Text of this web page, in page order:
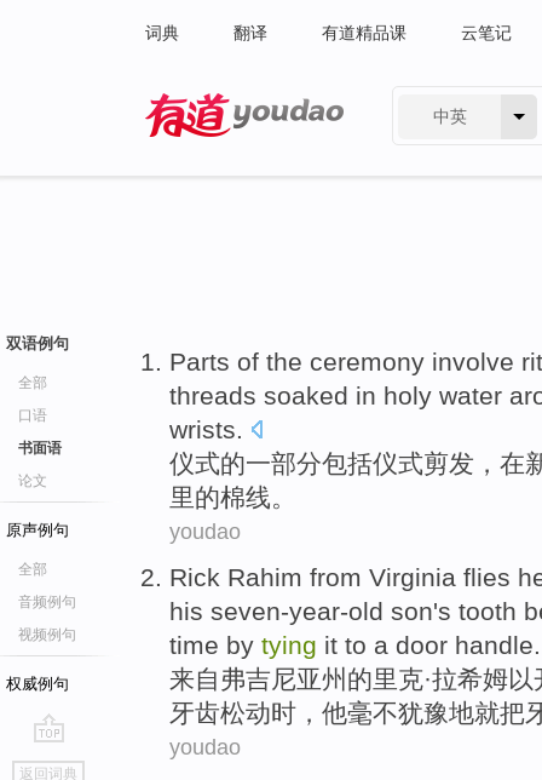
词典 翻译 有道精品课 云笔记
中英
双语例句
全部
口语
书面语
论文
原声例句
全部
音频例句
视频例句
权威例句
go
返回词典
Parts of the ceremony involve
threads soaked in holy water
wrists.
仪式的一部分包括仪式剪发 ， 在
里的棉线。
youdao
Rick Rahim from Virginia flies
his seven-year-old son's tooth
time by tying it to a door handle.
来自 弗吉尼亚州 的里克·拉希姆以
牙齿松动时 ， 他毫不犹豫地就把
youdao